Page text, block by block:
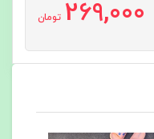
269,000 تومان